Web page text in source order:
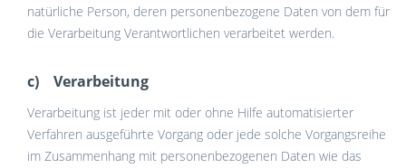
natürliche Person, deren personenbezogene Daten von dem für
die Verarbeitung Verantwortlichen verarbeitet werden.
c) Verarbeitung
Verarbeitung ist jeder mit oder ohne Hilfe automatisierter
Verfahren ausgeführte Vorgang oder jede solche Vorgangsreihe
im Zusammenhang mit personenbezogenen Daten wie das